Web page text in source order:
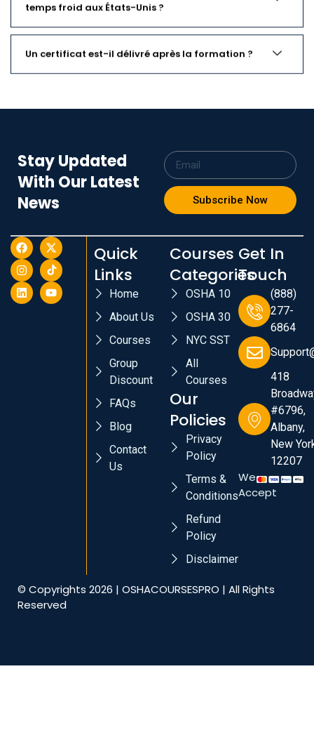
temps froid aux États-Unis ?
Un certificat est-il délivré après la formation ?
Stay Updated
With Our Latest
News
Subscribe Now
Quick
Links
Home
About Us
Courses
Group
Discount
FAQs
Blog
Contact
Us
Courses
Categories
OSHA 10
OSHA 30
NYC SST
All
Courses
Our
Policies
Privacy
Policy
Terms &
Conditions
Refund
Policy
Disclaimer
Get In
Touch
(888)
277-
6864
418
#6796,
Albany,
New
12207
We
Accept
© Copyrights 2026 | OSHACOURSESPRO | All Rights
Reserved